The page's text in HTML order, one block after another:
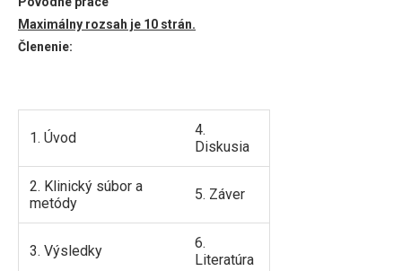
Maximálny rozsah je 10 strán.
Členenie:
1. Úvod
4.
Diskusia
2. Klinický súbor a
metódy
5. Záver
3. Výsledky
6.
Literatúra